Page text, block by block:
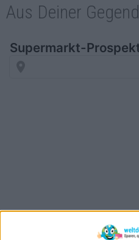
Aus Deiner Gegend